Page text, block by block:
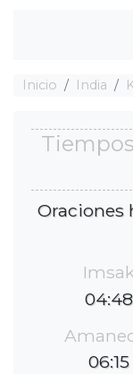
Inicio India
Oraciones
Imsak
04:48
06:15